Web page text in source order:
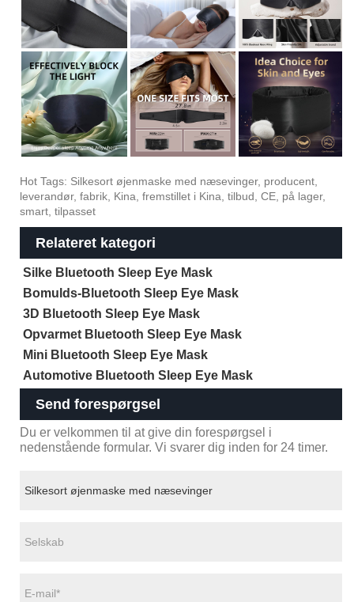
Hot Tags: Silkesort øjenmaske med næsevinger, producent,
leverandør, fabrik, Kina, fremstillet i Kina, tilbud, CE, på lager,
smart, tilpasset
Relateret kategori
Silke Bluetooth Sleep Eye Mask
Bomulds-Bluetooth Sleep Eye Mask
3D Bluetooth Sleep Eye Mask
Opvarmet Bluetooth Sleep Eye Mask
Mini Bluetooth Sleep Eye Mask
Automotive Bluetooth Sleep Eye Mask
Send forespørgsel
Du er velkommen til at give din forespørgsel i
nedenstående formular. Vi svarer dig inden for 24 timer.